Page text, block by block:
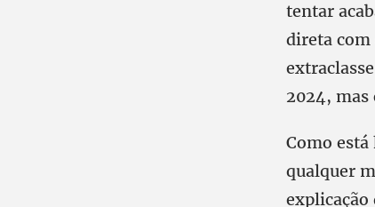
tentar
direta com
2024,
Como
qualquer
explicação